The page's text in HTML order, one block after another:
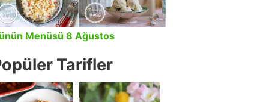
Menüsü 8 Ağustos
Tarifler